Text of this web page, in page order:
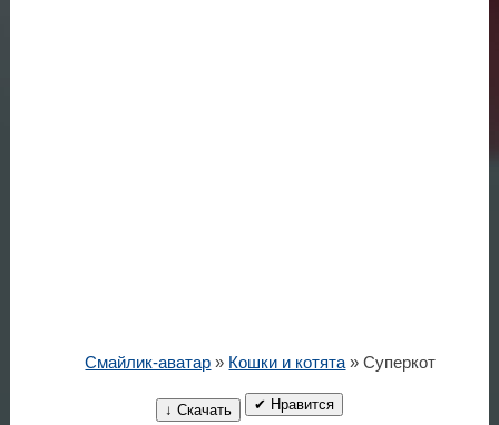
Смайлик-аватар » Кошки и котята » Суперкот
↓ Скачать ✔ Нравится